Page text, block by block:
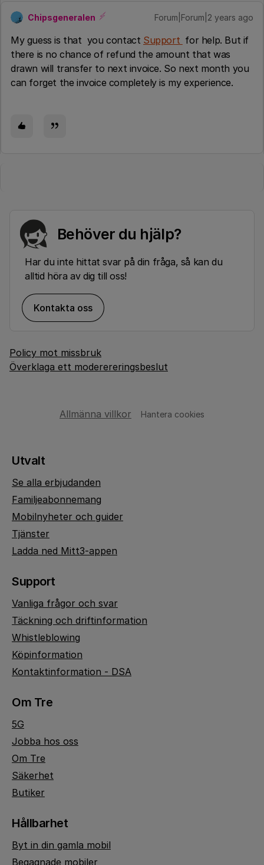
Chipsgeneralen Forum|Forum|2 years ago
My guess is that you contact Support for help. But if
there is no chance of refund the amount that was
drawn will transfer to next invoice. So next month you
can forget the invoice completely is my experience.
Behöver du hjälp?
Har du inte hittat svar på din fråga, så kan du
alltid höra av dig till oss!
Kontakta oss
Policy mot missbruk
Överklaga ett moderereringsbeslut
Allmänna villkor Hantera cookies
Utvalt
Se alla erbjudanden
Familjeabonnemang
Mobilnyheter och guider
Tjänster
Ladda ned Mitt3-appen
Support
Vanliga frågor och svar
Täckning och driftinformation
Whistleblowing
Köpinformation
Kontaktinformation - DSA
Om Tre
5G
Jobba hos oss
Om Tre
Säkerhet
Butiker
Hållbarhet
Byt in din gamla mobil
Begagnade mobiler